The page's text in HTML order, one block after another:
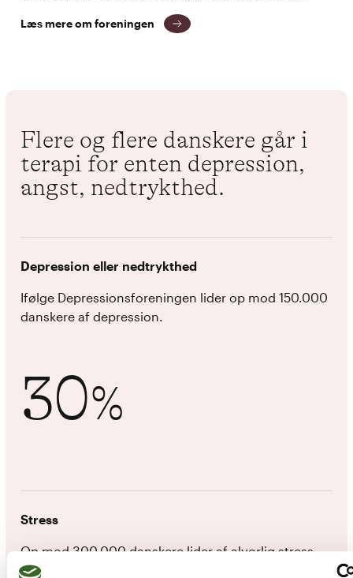
Læs mere om foreningen
Flere og flere danskere går i
terapi for enten depression,
angst, nedtrykthed.
Depression eller nedtrykthed
Ifølge Depressionsforeningen lider op mod 150.000
danskere af depression.
30%
Stress
Op mod 300.000 danskere lider af alvorlig stress –
og hver dag er 35.000 sygemeldt fra arbejde